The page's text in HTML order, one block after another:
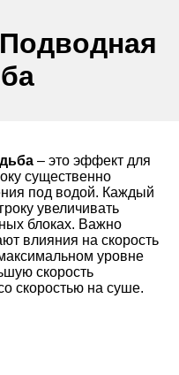
– это эффект для
существенно
под водой. Каждый
увеличивать
блоках. Важно
влияния на скорость
уровне
скорость
скоростью на суше.